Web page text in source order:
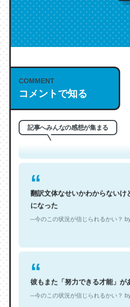
COMMENT
コメントで知る
記事へみんなの感想が集まる
これは名文。彼はとてもクレバ
もお勧め。自分はこの流れ好
翻訳文体なせいかわからないけ
になった
─今のこの状況が信じられるかい？
彼もまた「努力できる才能」が
─今のこの状況が信じられるかい？